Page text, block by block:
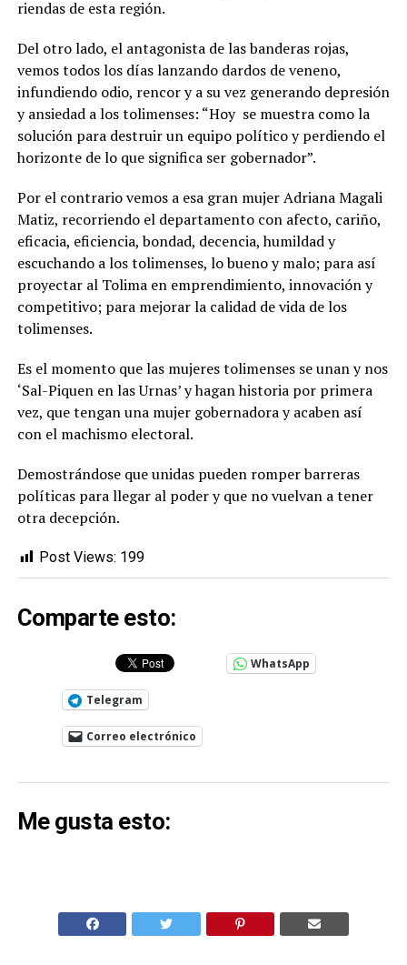
riendas de esta región.
Del otro lado, el antagonista de las banderas rojas,
vemos todos los días lanzando dardos de veneno,
infundiendo odio, rencor y a su vez generando depresión
y ansiedad a los tolimenses: “Hoy se muestra como la
solución para destruir un equipo político y perdiendo el
horizonte de lo que significa ser gobernador”.
Por el contrario vemos a esa gran mujer Adriana Magali
Matiz, recorriendo el departamento con afecto, cariño,
eficacia, eficiencia, bondad, decencia, humildad y
escuchando a los tolimenses, lo bueno y malo; para así
proyectar al Tolima en emprendimiento, innovación y
competitivo; para mejorar la calidad de vida de los
tolimenses.
Es el momento que las mujeres tolimenses se unan y nos
‘Sal-Piquen en las Urnas’ y hagan historia por primera
vez, que tengan una mujer gobernadora y acaben así
con el machismo electoral.
Demostrándose que unidas pueden romper barreras
políticas para llegar al poder y que no vuelvan a tener
otra decepción.
Post Views: 199
Comparte esto:
WhatsApp
Telegram
Correo electrónico
Me gusta esto: